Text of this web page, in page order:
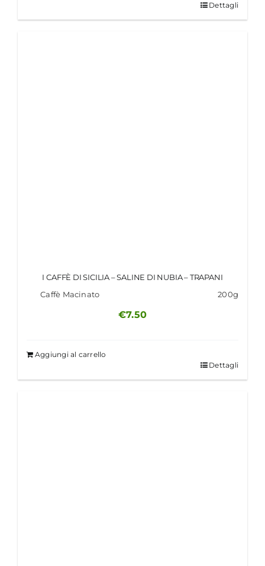
Dettagli
I CAFFÈ DI SICILIA – SALINE DI NUBIA – TRAPANI
Caffè Macinato
200g
€7.50
Aggiungi al carrello
Dettagli